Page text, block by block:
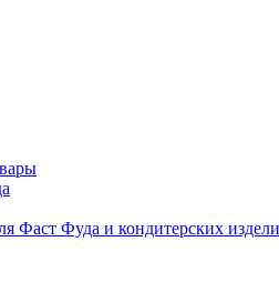
Фаст Фуда и кондитерских